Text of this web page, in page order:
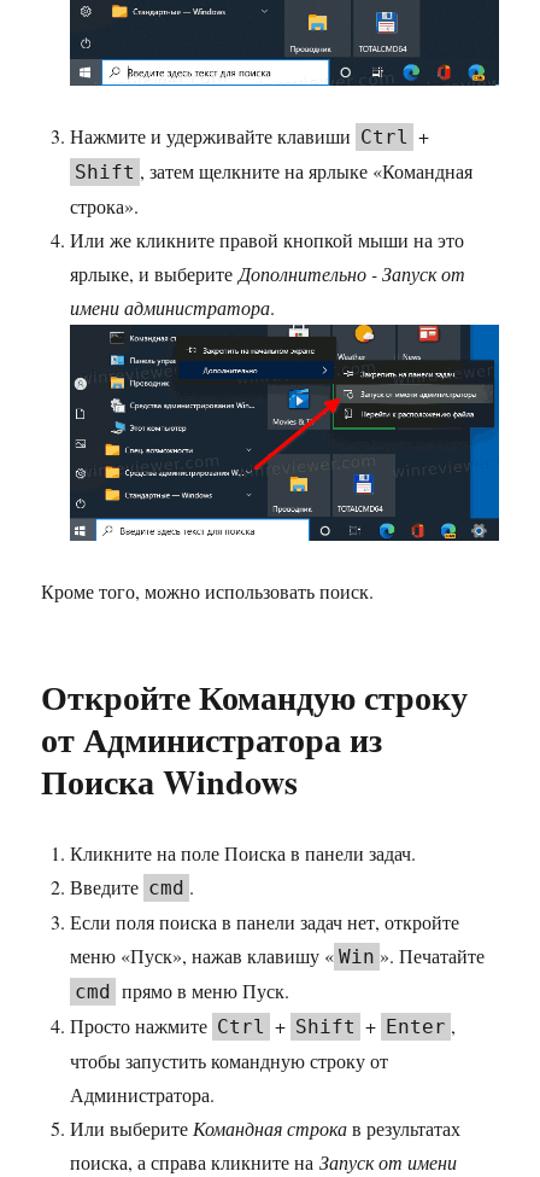
Нажмите и удерживайте клавиши Ctrl +
Shift , затем щелкните на ярлыке «Командная
строка».
Или же кликните правой кнопкой мыши на это
ярлыке, и выберите Дополнительно - Запуск от
имени администратора.
Кроме того, можно использовать поиск.
Откройте Командую строку
от Администратора из
Поиска Windows
Кликните на поле Поиска в панели задач.
Введите cmd .
Если поля поиска в панели задач нет, откройте
меню «Пуск», нажав клавишу « Win ». Печатайте
cmd
прямо в меню Пуск.
Просто нажмите Ctrl + Shift + Enter ,
чтобы запустить командную строку от
Администратора.
Или выберитеКомандная строкав результатах
поиска, а справа кликните наЗапуск от имени